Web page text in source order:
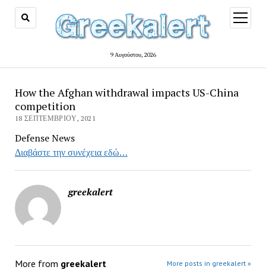
9 Αυγούστου, 2026
open
menu
How the Afghan withdrawal impacts US-China
competition
18 ΣΕΠΤΕΜΒΡΊΟΥ, 2021
Defense News
Διαβάστε την συνέχεια εδώ…
greekalert
More from greekalert More posts in greekalert »